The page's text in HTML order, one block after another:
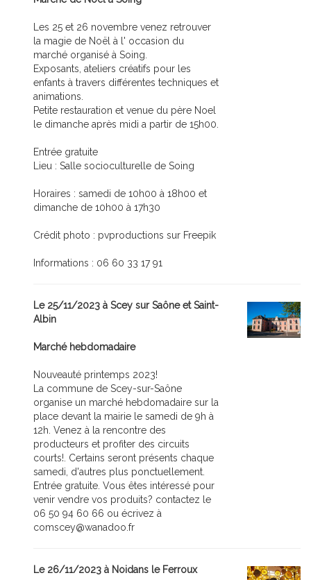
Les 25 et 26 novembre venez retrouver
la magie de Noël à l' occasion du
marché organisé à Soing.
Exposants, ateliers créatifs pour les
enfants à travers différentes techniques et
animations.
Petite restauration et venue du père Noel
le dimanche après midi a partir de 15h00.
Entrée gratuite
Lieu : Salle socioculturelle de Soing
Horaires : samedi de 10h00 à 18h00 et
dimanche de 10h00 à 17h30
Crédit photo : pvproductions sur Freepik
Informations : 06 60 33 17 91
Le 25/11/2023 à Scey sur Saône et Saint-
Albin
Marché hebdomadaire
Nouveauté printemps 2023!
La commune de Scey-sur-Saône
organise un marché hebdomadaire sur la
place devant la mairie le samedi de 9h à
12h. Venez à la rencontre des
producteurs et profiter des circuits
courts!. Certains seront présents chaque
samedi, d'autres plus ponctuellement.
Entrée gratuite. Vous êtes intéressé pour
venir vendre vos produits? contactez le
06 50 94 60 66 ou écrivez à
comscey@wanadoo.fr
Le 26/11/2023 à Noidans le Ferroux